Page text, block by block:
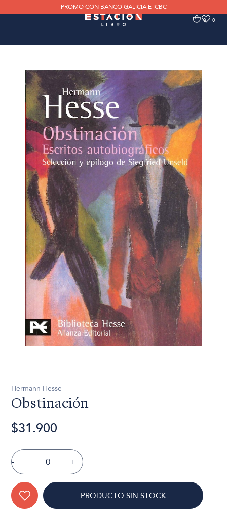
PROMO CON BANCO GALICIA E ICBC
0 0
Hermann Hesse
Obstinación
$31.900
- +
PRODUCTO SIN STOCK